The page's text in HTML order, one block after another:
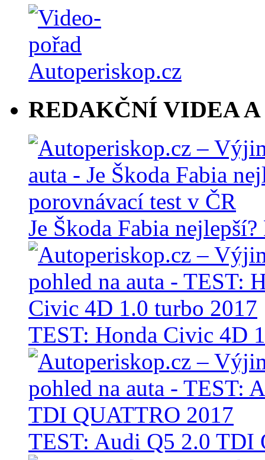
REDAKČNÍ VIDEA A
Je Škoda Fabia
TEST: Honda Civic 4D
TEST: Audi Q5 2.0 TDI